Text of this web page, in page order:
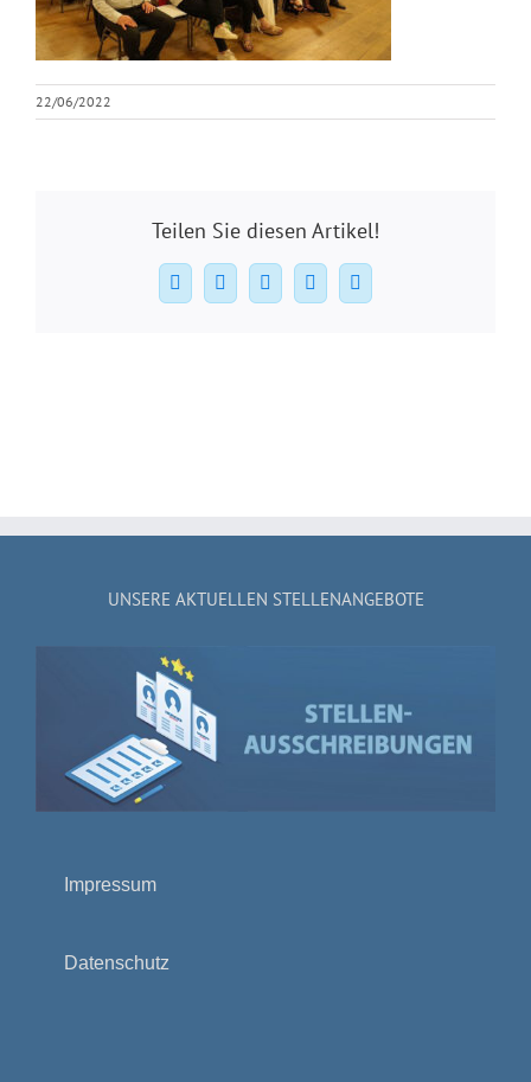
22/06/2022
Teilen Sie diesen Artikel!
Facebook
X WhatsAppPinterest
E-
Mail
UNSERE AKTUELLEN STELLENANGEBOTE
Impressum
Datenschutz